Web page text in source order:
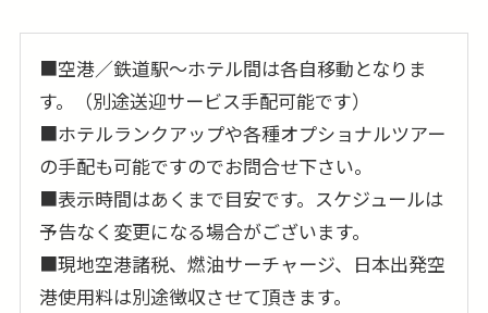
■空港／鉄道駅〜ホテル間は各自移動となりま
す。（別途送迎サービス手配可能です）
■ホテルランクアップや各種オプショナルツアー
の手配も可能ですのでお問合せ下さい。
■表示時間はあくまで目安です。スケジュールは
予告なく変更になる場合がございます。
■現地空港諸税、燃油サーチャージ、日本出発空
港使用料は別途徴収させて頂きます。